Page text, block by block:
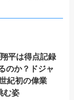
平は得点記録
のか？ドジャ
紀初の偉業
む姿